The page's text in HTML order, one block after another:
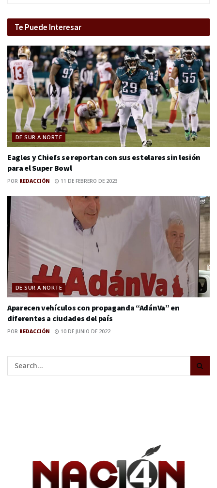
Te Puede Interesar
DE SUR A NORTE
Eagles y Chiefs se reportan con sus estelares sin lesión
para el Super Bowl
POR REDACCIÓN 11 DE FEBRERO DE 2023
DE SUR A NORTE
Aparecen vehículos con propaganda “AdánVa” en
diferentes a ciudades del país
POR REDACCIÓN 10 DE JUNIO DE 2022